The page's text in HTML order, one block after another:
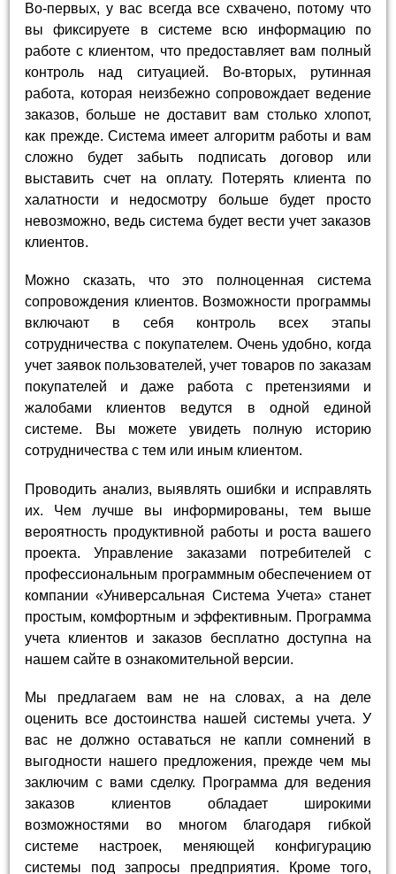
Во-первых, у вас всегда все схвачено, потому что
вы фиксируете в системе всю информацию по
работе с клиентом, что предоставляет вам полный
контроль над ситуацией. Во-вторых, рутинная
работа, которая неизбежно сопровождает ведение
заказов, больше не доставит вам столько хлопот,
как прежде. Система имеет алгоритм работы и вам
сложно будет забыть подписать договор или
выставить счет на оплату. Потерять клиента по
халатности и недосмотру больше будет просто
невозможно, ведь система будет вести учет заказов
клиентов.
Можно сказать, что это полноценная система
сопровождения клиентов. Возможности программы
включают в себя контроль всех этапы
сотрудничества с покупателем. Очень удобно, когда
учет заявок пользователей, учет товаров по заказам
покупателей и даже работа с претензиями и
жалобами клиентов ведутся в одной единой
системе. Вы можете увидеть полную историю
сотрудничества с тем или иным клиентом.
Проводить анализ, выявлять ошибки и исправлять
их. Чем лучше вы информированы, тем выше
вероятность продуктивной работы и роста вашего
проекта. Управление заказами потребителей с
профессиональным программным обеспечением от
компании «Универсальная Система Учета» станет
простым, комфортным и эффективным. Программа
учета клиентов и заказов бесплатно доступна на
нашем сайте в ознакомительной версии.
Мы предлагаем вам не на словах, а на деле
оценить все достоинства нашей системы учета. У
вас не должно оставаться не капли сомнений в
выгодности нашего предложения, прежде чем мы
заключим с вами сделку. Программа для ведения
заказов клиентов обладает широкими
возможностями во многом благодаря гибкой
системе настроек, меняющей конфигурацию
системы под запросы предприятия. Кроме того,